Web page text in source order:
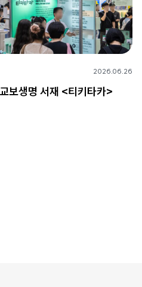
2026.06.26
보생명 서재 <티키타카>